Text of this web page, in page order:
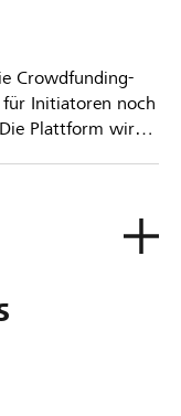
Crowdfunding-
Initiatoren noch
Plattform wird